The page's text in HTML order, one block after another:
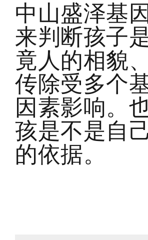
中山盛泽基
来判断孩子
竟人的相貌
传除受多个
因素影响。
孩是不是自
的依据。